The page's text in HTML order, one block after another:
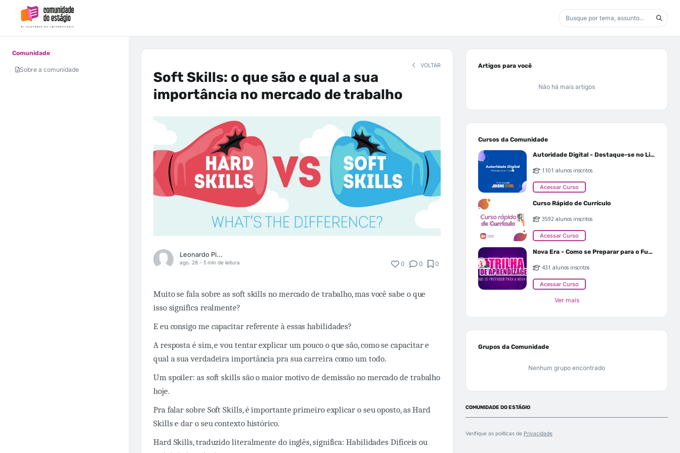
Comunidade
Sobre a comunidade
VOLTAR
Soft Skills: o que são e qual a sua
importância no mercado de trabalho
Leonardo Pimentel
ago. 28 - 5 min de leitura 0 0 0
Muito se fala sobre as soft skills no mercado de trabalho, mas você sabe o que
isso significa realmente?
E eu consigo me capacitar referente à essas habilidades?
A resposta é sim, e vou tentar explicar um pouco o que são, como se capacitar e
qual a sua verdadeira importância pra sua carreira como um todo.
Um spoiler: as soft skills são o maior motivo de demissão no mercado de trabalho
hoje.
Pra falar sobre Soft Skills, é importante primeiro explicar o seu oposto, as Hard
Skills e dar o seu contexto histórico.
Hard Skills, traduzido literalmente do inglês, significa: Habilidades Difíceis ou
Artigos para você
Não há mais artigos
Cursos da Comunidade
Autoridade Digital - Destaque-se no Linkedin
1101 alunos inscritos
Acessar Curso
Curso Rápido de Currículo
3592 alunos inscritos
Acessar Curso
Nova Era - Como se Preparar para o Futuro
431 alunos inscritos
Acessar Curso
Ver mais
Grupos da Comunidade
Nenhum grupo encontrado
COMUNIDADE DO ESTÁGIO
Verifique as políticas de Privacidade